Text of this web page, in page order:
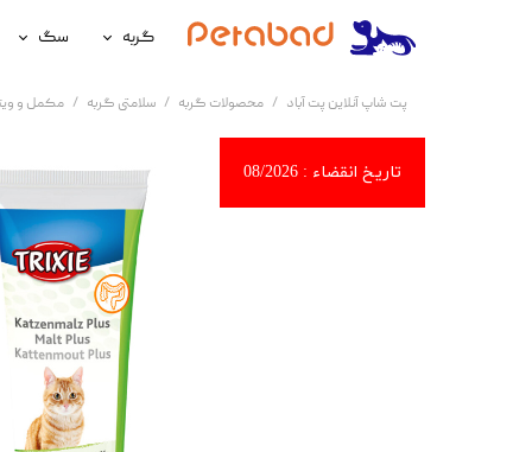
گربه
غذای گربه
آرایشی و بهداشتی گربه
سگ
غذای سگ
سلامتی
آرایشی و
پت شاپ آنلاین پت آباد محصولات گربه سلامتی گربه مکمل و